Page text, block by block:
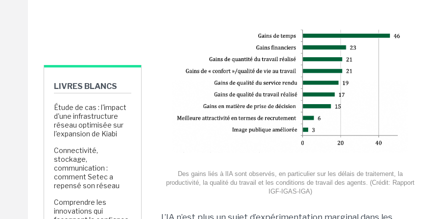
LIVRES BLANCS
Étude de cas : l'impact
d'une infrastructure
réseau optimisée sur
l'expansion de Kiabi
Connectivité,
stockage,
communication :
comment Setec a
repensé son réseau
Comprendre les
innovations qui
Des gains liés à lIA sont observés, en particulier sur les délais de traitement, la
productivité, la qualité du travail et les conditions de travail des agents. (Crédit: Rapport
IGF-IGAS-IGA)
L’IA n’est plus un sujet d’expérimentation marginal dans les